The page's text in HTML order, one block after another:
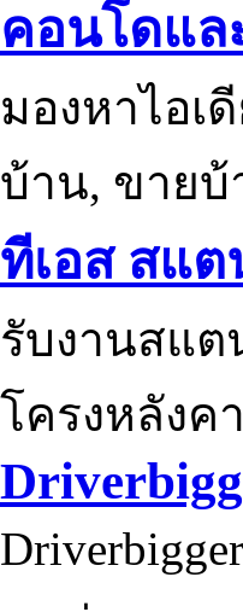
คอนโดแล
มองหาไอเ
บ้าน, ขาย
ทีเอส สแ
รับงานสแต
โครงหลังค